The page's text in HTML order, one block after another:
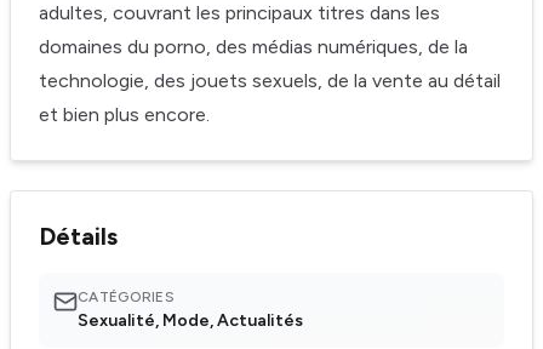
adultes, couvrant les principaux titres dans les
domaines du porno, des médias numériques, de la
technologie, des jouets sexuels, de la vente au détail
et bien plus encore.
Détails
CATÉGORIES
Sexualité, Mode, Actualités